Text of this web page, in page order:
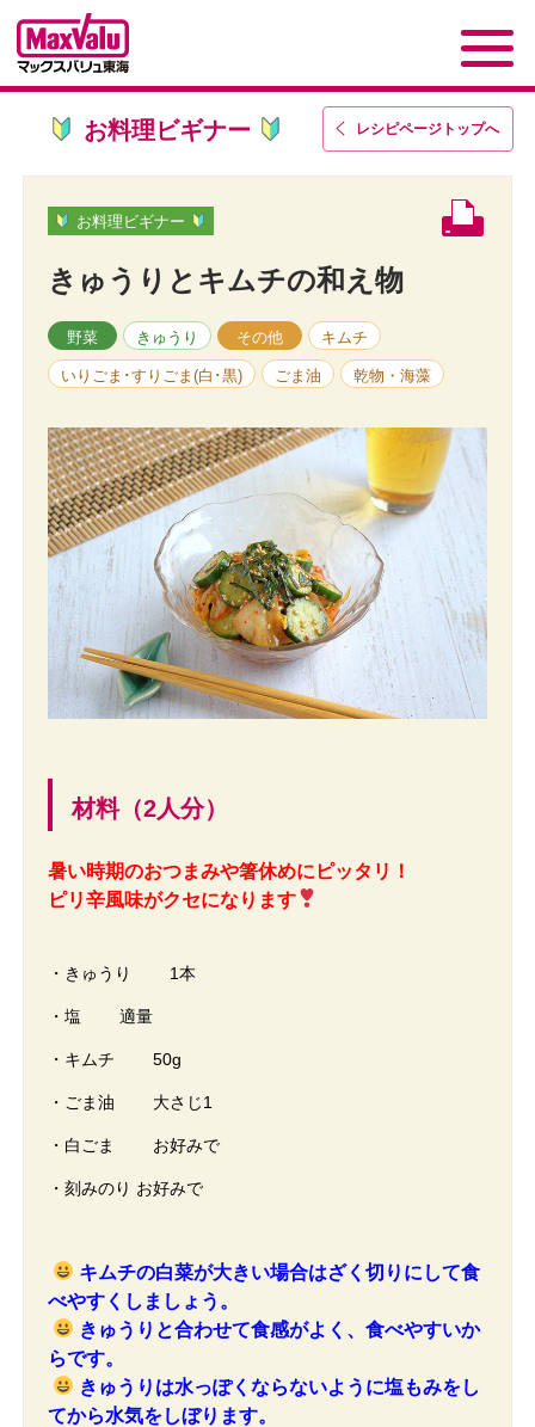
レシピページトップへ
お料理ビギナー
お料理ビギナー
きゅうりとキムチの和え物
野菜 きゅうり その他 キムチ
いりごま･すりごま(白･黒) ごま油 乾物・海藻
材料（2人分）
暑い時期のおつまみや箸休めにピッタリ！
ピリ辛風味がクセになります
・きゅうり 1本
・塩 適量
・キムチ 50g
・ごま油 大さじ1
・白ごま お好みで
・刻みのり お好みで
キムチの白菜が大きい場合はざく切りにして食
べやすくしましょう。
きゅうりと合わせて食感がよく、食べやすいか
らです。
きゅうりは水っぽくならないように塩もみをし
てから水気をしぼります。